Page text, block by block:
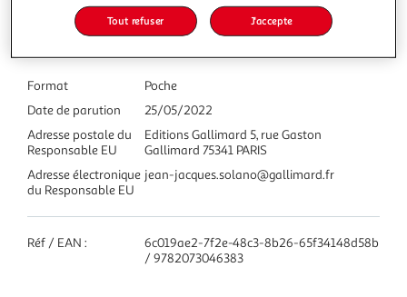
Caractéristiques
Format
Poche
Date de parution
25/05/2022
Adresse postale du
Responsable EU
Editions Gallimard 5, rue Gaston
Gallimard 75341 PARIS
Adresse électronique
du Responsable EU
jean-jacques.solano@gallimard.fr
Réf / EAN :
6c019ae2-7f2e-48c3-8b26-65f34148d58b
/ 9782073046383
Tout refuser J'accepte